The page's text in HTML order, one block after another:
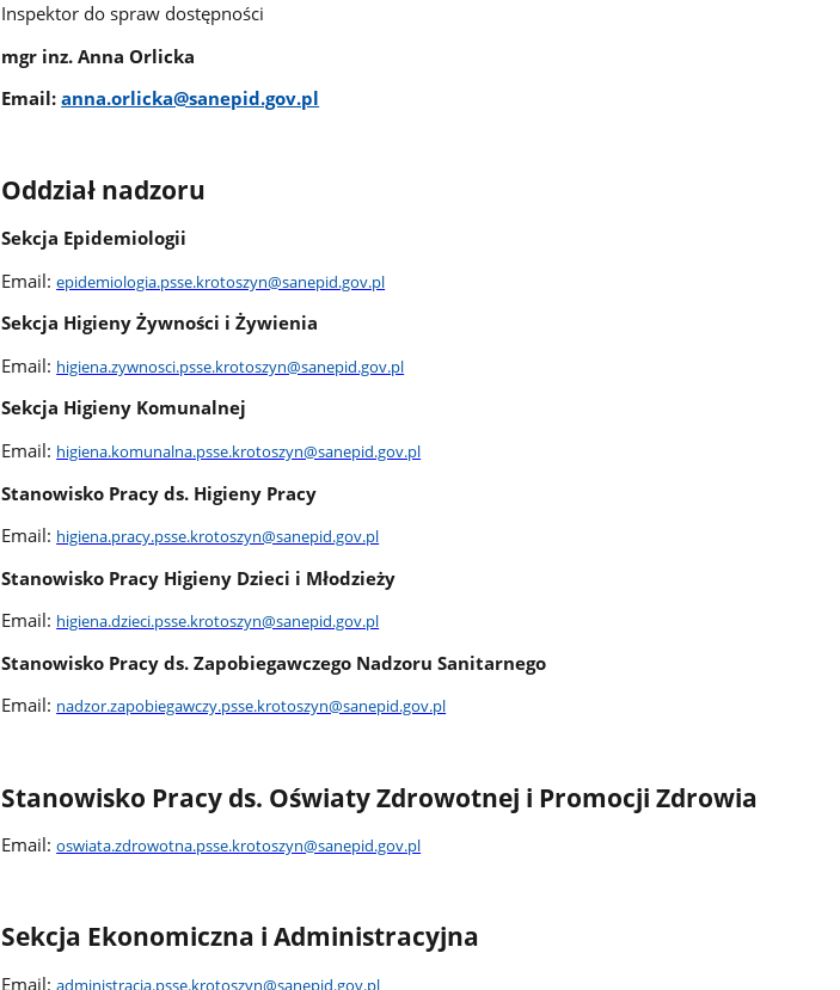
Inspektor do spraw dostępności
mgr inz. Anna Orlicka
Email:anna.orlicka@sanepid.gov.pl
Oddział nadzoru
Sekcja Epidemiologii
Email:epidemiologia.psse.krotoszyn@sanepid.gov.pl
Sekcja Higieny Żywności i Żywienia
Email: higiena.zywnosci.psse.krotoszyn@sanepid.gov.pl
Sekcja Higieny Komunalnej
Email: higiena.komunalna.psse.krotoszyn@sanepid.gov.pl
Stanowisko Pracy ds. Higieny Pracy
Email: higiena.pracy.psse.krotoszyn@sanepid.gov.pl
Stanowisko Pracy Higieny Dzieci i Młodzieży
Email: higiena.dzieci.psse.krotoszyn@sanepid.gov.pl
Stanowisko Pracy ds. Zapobiegawczego Nadzoru Sanitarnego
Email: nadzor.zapobiegawczy.psse.krotoszyn@sanepid.gov.pl
Stanowisko Pracy ds. Oświaty Zdrowotnej i Promocji Zdrowia
Email:oswiata.zdrowotna.psse.krotoszyn@sanepid.gov.pl
Sekcja Ekonomiczna i Administracyjna
Email:administracja.psse.krotoszyn@sanepid.gov.pl